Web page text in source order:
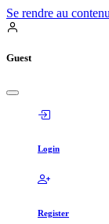
Se rendre au contenu
Guest
Login
Register